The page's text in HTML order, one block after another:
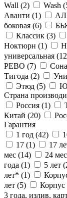
Wall (2) Wash (
Аванти (1)
боковая (6)
Классик (3)
Ноктюрн (1)
универсальная (12
РЕВО (7)
Тигода (2)
Этюд (5)
Страна
Россия (1)
Китай (20)
Гарантия
1 год (42)
17 (1) 17
мес (14) 24
года (1) 5 лет (
лет* (1)
лет (5)
Корпус
3 года, излив,